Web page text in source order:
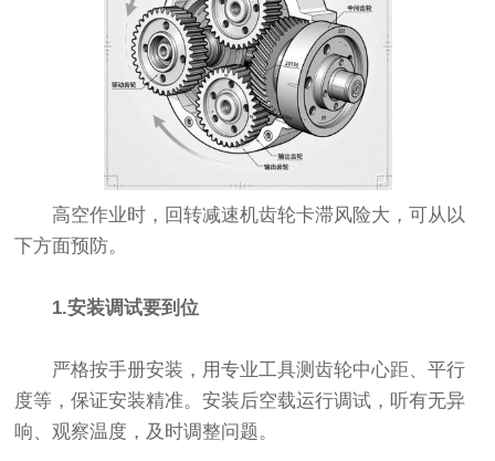
高空作业时，回转减速机齿轮卡滞风险大，可从以
下方面预防。
1.安装调试要到位
严格按手册安装，用专业工具测齿轮中心距、平行
度等，保证安装精准。安装后空载运行调试，听有无异
响、观察温度，及时调整问题。